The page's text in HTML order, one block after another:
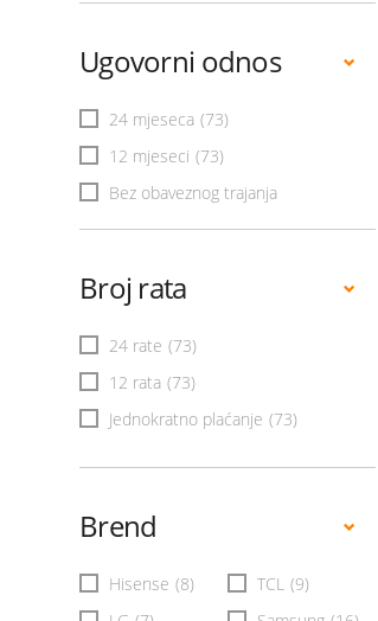
Ugovorni odnos
24 mjeseca (73)
12 mjeseci (73)
Bez obaveznog trajanja
Broj rata
24 rate (73)
12 rata (73)
Jednokratno plaćanje (73)
Brend
Hisense (8) TCL (9)